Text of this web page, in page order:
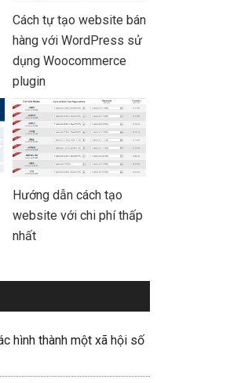
Cách tự tạo website bán
hàng với WordPress sử
dụng Woocommerce
plugin
Hướng dẫn cách tạo
website với chi phí thấp
nhất
hình thành một xã hội số